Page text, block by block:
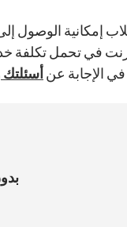
إمكانية الوصول
في تحمل تكلفة
الإجابة عنأسئلتك